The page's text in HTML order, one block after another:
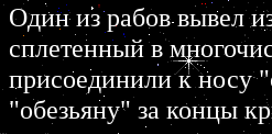
Один из рабов вывел
сплетенный в
присоединили к носу
"обезьяну" за концы